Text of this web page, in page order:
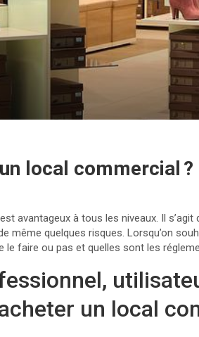
local commercial ?
est avantageux à tous les niveaux. Il
même quelques risques. Lorsqu’on
le faire ou pas et quelles sont les
un local